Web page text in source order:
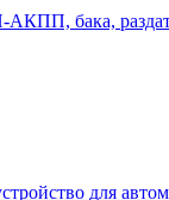
АКПП, бака,
для